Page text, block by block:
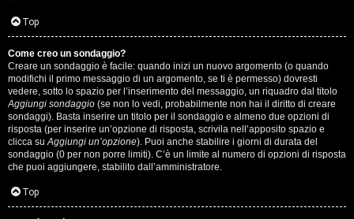
Top
Come creo un sondaggio?
Creare un sondaggio è facile: quando inizi un nuovo argomento (o quando
modifichi il primo messaggio di un argomento, se ti è permesso) dovresti
vedere, sotto lo spazio per l’inserimento del messaggio, un riquadro dal titolo
Aggiungi sondaggio (se non lo vedi, probabilmente non hai il diritto di creare
sondaggi). Basta inserire un titolo per il sondaggio e almeno due opzioni di
risposta (per inserire un’opzione di risposta, scrivila nell’apposito spazio e
clicca suAggiungi un’opzione). Puoi anche stabilire i giorni di durata del
sondaggio (0 per non porre limiti). C’è un limite al numero di opzioni di risposta
che puoi aggiungere, stabilito dall’amministratore.
Top
d
i
G
i
g
i
D